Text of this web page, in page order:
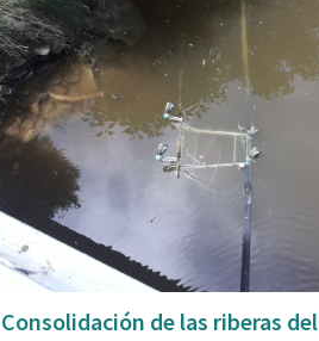
Consolidación de las riberas del